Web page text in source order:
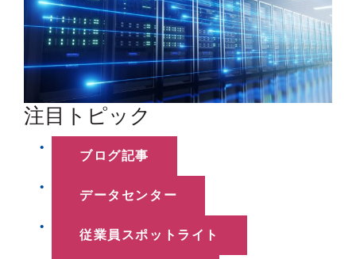
注目トピック
ブログ記事
データセンター
従業員スポットライト